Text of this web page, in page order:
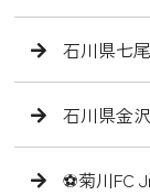
石川県七
石川県金
⚽️菊川FC